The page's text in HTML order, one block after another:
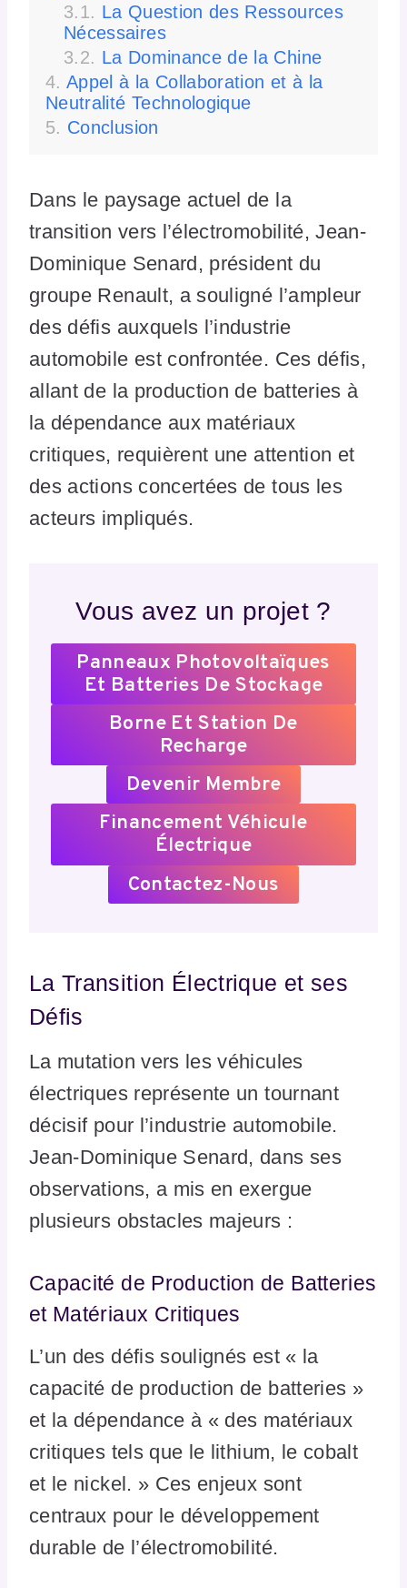
La Question des Ressources
Nécessaires
La Dominance de la Chine
Appel à la Collaboration et à la
Neutralité Technologique
Conclusion
Dans le paysage actuel de la
transition vers l’électromobilité, Jean-
Dominique Senard, président du
groupe Renault, a souligné l’ampleur
des défis auxquels l’industrie
automobile est confrontée. Ces défis,
allant de la production de batteries à
la dépendance aux matériaux
critiques, requièrent une attention et
des actions concertées de tous les
acteurs impliqués.
Vous avez un projet ?
Panneaux Photovoltaïques
Et Batteries De Stockage
Borne Et Station De
Recharge
Devenir Membre
Financement Véhicule
Électrique
Contactez-Nous
La Transition Électrique et ses
Défis
La mutation vers les véhicules
électriques représente un tournant
décisif pour l’industrie automobile.
Jean-Dominique Senard, dans ses
observations, a mis en exergue
plusieurs obstacles majeurs :
Capacité de Production de Batteries
et Matériaux Critiques
L’un des défis soulignés est « la
capacité de production de batteries »
et la dépendance à « des matériaux
critiques tels que le lithium, le cobalt
et le nickel. » Ces enjeux sont
centraux pour le développement
durable de l’électromobilité.